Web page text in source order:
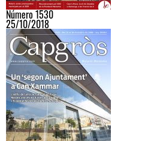
Número 1530
25/10/2018